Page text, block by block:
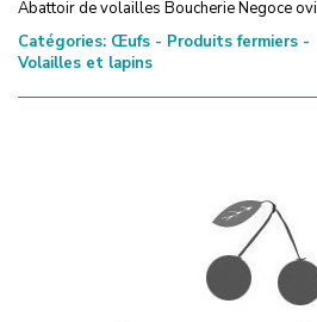
Abattoir de volailles Boucherie Negoce
Catégories: Œufs - Produits fermiers -
Volailles et lapins